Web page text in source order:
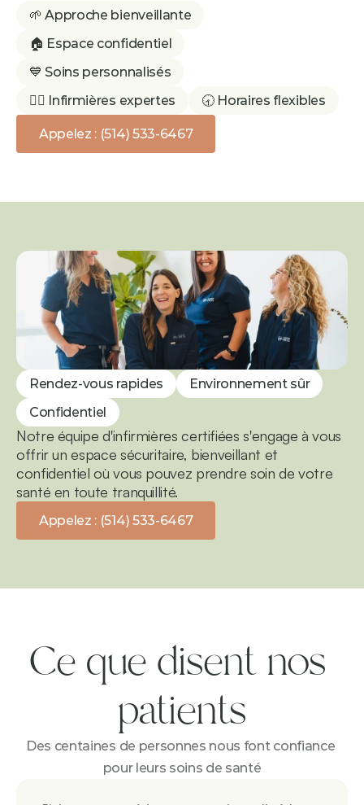
🌱 Approche bienveillante
🏠 Espace confidentiel
💙 Soins personnalisés
👩‍⚕️ Infirmières expertes
🕣 Horaires flexibles
Appelez : (514) 533-6467
Rendez-vous rapides
Environnement sûr
Confidentiel
Notre équipe d'infirmières certifiées s'engage à vous
offrir un espace sécuritaire, bienveillant et
confidentiel où vous pouvez prendre soin de votre
santé en toute tranquillité.
Appelez : (514) 533-6467
Ce que disent nos
patients
Des centaines de personnes nous font confiance
pour leurs soins de santé